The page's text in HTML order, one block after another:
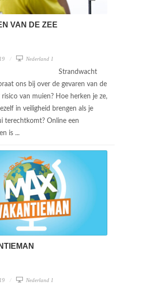
VAN DE ZEE
Nederland 1
Strandwacht
ons bij over de gevaren van de
van muien? Hoe herken je ze,
in veiligheid brengen als je
terechtkomt? Online een
is ...
Nederland 1